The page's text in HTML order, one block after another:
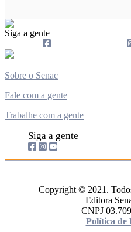
Siga a gente
Sobre o Senac
Fale com a gente
Trabalhe com a gente
Siga a gente
Copyright © 2021.
Editora
CNPJ
Política de